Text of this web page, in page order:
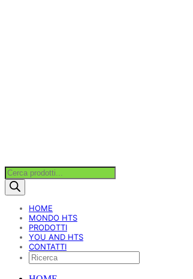
Products
search
HOME
MONDO HTS
PRODOTTI
YOU AND HTS
CONTATTI